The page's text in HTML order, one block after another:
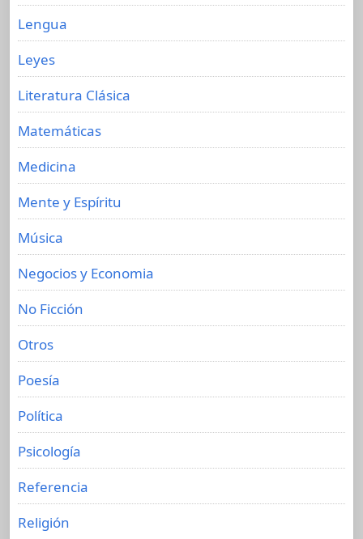
Lengua
Leyes
Literatura Clásica
Matemáticas
Medicina
Mente y Espíritu
Música
Negocios y Economia
No Ficción
Otros
Poesía
Política
Psicología
Referencia
Religión